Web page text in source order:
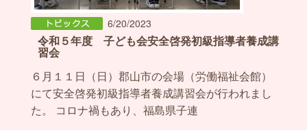
6/20/2023
令和５年度 子ども会安全啓発初級指導者養成講
習会
６月１１日（日）郡山市の会場（労働福祉会館）
にて安全啓発初級指導者養成講習会が行われまし
た。 コロナ禍もあり、福島県子連